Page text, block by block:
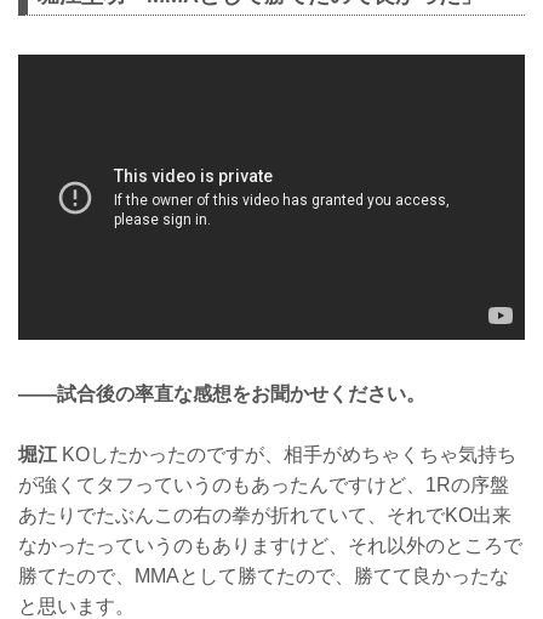
——試合後の率直な感想をお聞かせください。
堀江 KOしたかったのですが、相手がめちゃくちゃ気持ち
が強くてタフっていうのもあったんですけど、1Rの序盤
あたりでたぶんこの右の拳が折れていて、それでKO出来
なかったっていうのもありますけど、それ以外のところで
勝てたので、MMAとして勝てたので、勝てて良かったな
と思います。